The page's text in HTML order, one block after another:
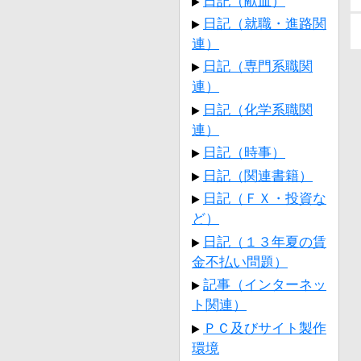
日記（就職・進路関
連）
日記（専門系職関
連）
日記（化学系職関
連）
日記（時事）
日記（関連書籍）
日記（ＦＸ・投資な
ど）
日記（１３年夏の賃
金不払い問題）
記事（インターネッ
ト関連）
ＰＣ及びサイト製作
環境